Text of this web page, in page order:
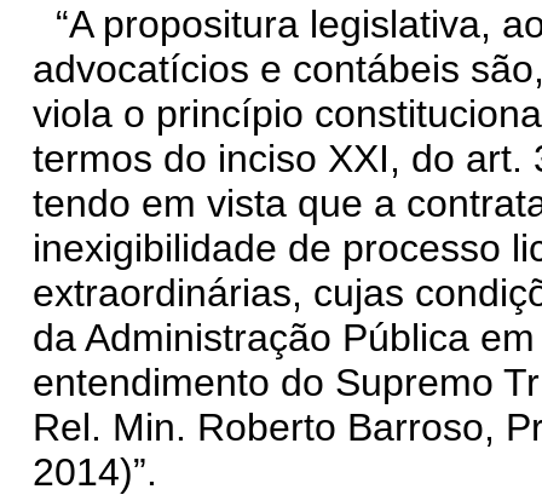
“A propositura legislativa,
advocatícios e contábeis
viola o princípio
termos do inciso XXI, do
tendo em vista que a
inexigibilidade de processo
extraordinárias, cujas
da Administração Pública
entendimento do Supremo
Rel. Min. Roberto Barroso,
2014)”.